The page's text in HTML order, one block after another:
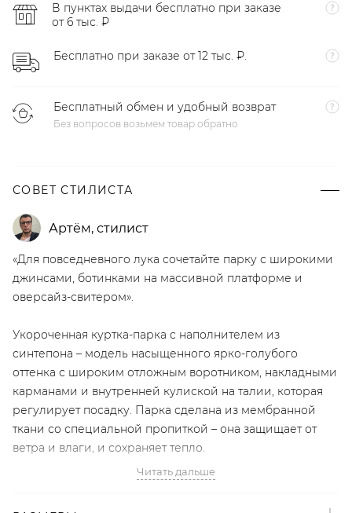
В пунктах выдачи бесплатно при заказе
от 6 тыс. ₽
Бесплатно при заказе от 12 тыс. ₽.
Бесплатный обмен и удобный возврат
Без вопросов возьмем товар обратно
СОВЕТ СТИЛИСТА
Артём, стилист
«Для повседневного лука сочетайте парку с широкими
джинсами, ботинками на массивной платформе и
оверсайз-свитером».
Укороченная куртка-парка с наполнителем из
синтепона – модель насыщенного ярко-голубого
оттенка с широким отложным воротником, накладными
карманами и внутренней кулиской на талии, которая
регулирует посадку. Парка сделана из мембранной
ткани со специальной пропиткой – она защищает от
ветра и влаги, и сохраняет тепло.
Читать дальше